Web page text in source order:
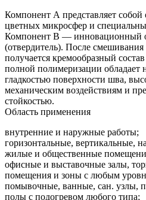
Компонент А представляет
цветных микросфер и
Компонент В — инновационный
(отвердитель). После
получается кремообразный
полной полимеризации обладает
гладкостью поверхности шва,
механическим воздействиям и
стойкостью.
Область применения
внутренние и наружные работы;
горизонтальные, вертикальные,
жилые и общественные
офисные и выставочные залы,
помещения и зоны с любым
помывочные, ванные, сан. узлы,
полы с подогревом любого типа;